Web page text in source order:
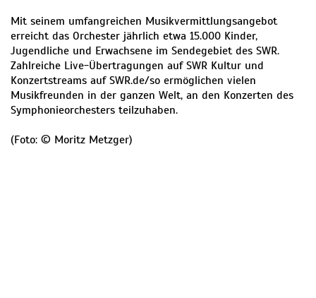
Mit seinem umfangreichen Musikvermittlungsangebot
erreicht das Orchester jährlich etwa 15.000 Kinder,
Jugendliche und Erwachsene im Sendegebiet des SWR.
Zahlreiche Live-Übertragungen auf SWR Kultur und
Konzertstreams auf SWR.de/so ermöglichen vielen
Musikfreunden in der ganzen Welt, an den Konzerten des
Symphonieorchesters teilzuhaben.
(Foto: © Moritz Metzger)